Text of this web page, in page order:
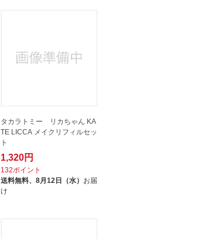
タカラトミー リカちゃん KA
TE LICCA メイクリフィルセッ
ト
1,320円
132ポイント
送料無料、 8月12日（水） お届
け